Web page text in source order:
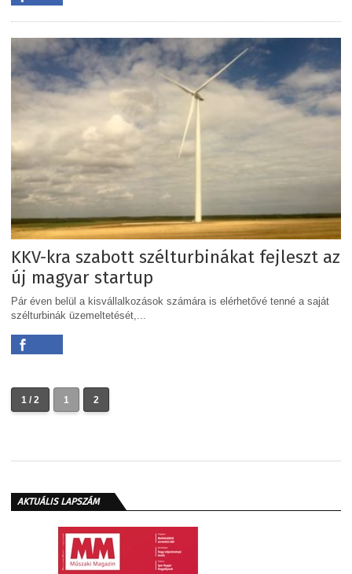
KKV-kra szabott szélturbinákat fejleszt az
új magyar startup
Pár éven belül a kisvállalkozások számára is elérhetővé tenné a saját
szélturbinák üzemeltetését,...
1 / 2 1 2
AKTUÁLIS LAPSZÁM